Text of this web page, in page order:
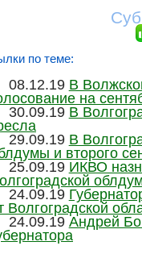
по теме:
08.12.19 В
на
30.09.19 В
29.09.19 В
и второго
25.09.19 ИКВО
24.09.19
Волгоградской
24.09.19 Андрей